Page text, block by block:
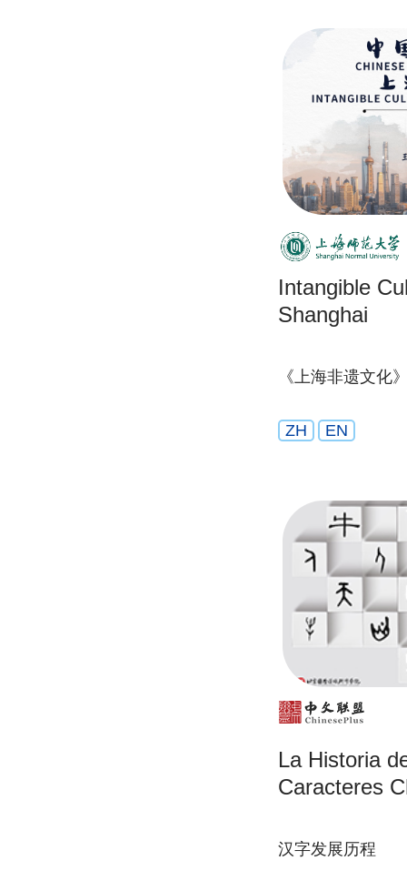
Intangible
Shanghai
《上海非遗文化
ZH EN
La Historia
Caracteres
汉字发展历程